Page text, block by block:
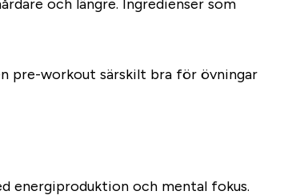
och längre. Ingredienser som
pre-workout särskilt bra för övningar
energiproduktion och mental fokus.